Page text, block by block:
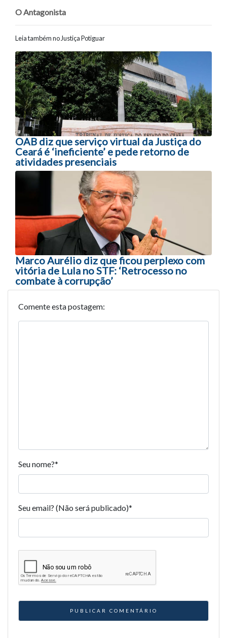
O Antagonista
Leia também no Justiça Potiguar
Navegação entre posts
OAB diz que serviço virtual da Justiça do
Ceará é ‘ineficiente’ e pede retorno de
atividades presenciais
Marco Aurélio diz que ficou perplexo com
vitória de Lula no STF: ‘Retrocesso no
combate à corrupção’
Comente esta postagem:
Seu nome?*
Seu email? (Não será publicado)*